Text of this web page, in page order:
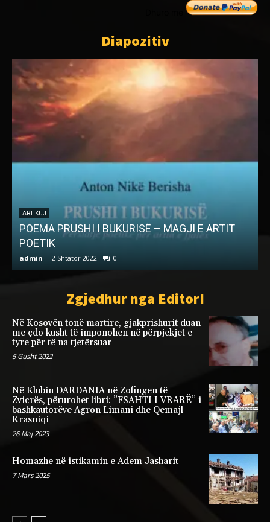
Diapozitiv
ARTIKUJ
POEMA PRUSHI I BUKURISË – MAGJI E ARTIT
POETIK
admin - 2 Shtator 2022 0
Zgjedhur nga EditorI
Në Kosovën tonë martire, gjakprishurit duan
me çdo kusht të imponohen në përpjekjet e
tyre për të na tjetërsuar
5 Gusht 2022
Në Klubin DARDANIA në Zofingen të
Zvicrës, përurohet libri: ”FSAHTI I VRARË” i
bashkautorëve Agron Limani dhe Qemajl
Krasniqi
26 Maj 2023
Homazhe në istikamin e Adem Jasharit
7 Mars 2025